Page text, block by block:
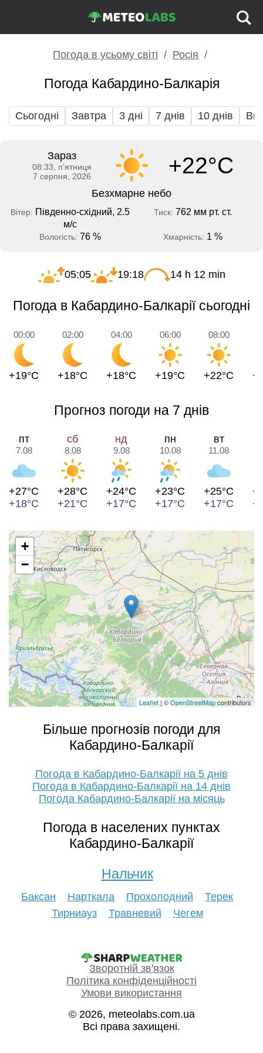
Погода в усьому світі Росія
Погода Кабардино-Балкарія
Сьогодні Завтра 3 дні 7 днів 10 днів
Зараз
08:33, пʼятниця
7 серпня, 2026
+22°C
Безхмарне небо
Вітер: Південно-східний, 2.5
м/с
Тиск: 762 мм рт. ст.
Вологість: 76 % Хмарність: 1 %
05:05 19:18 14 h 12 min
Погода в Кабардино-Балкарії сьогодні
00:00
+19°C
02:00
+18°C
04:00
+18°C
06:00
+19°C
08:00
+22°C
Прогноз погоди на 7 днів
пт
7.08
+27°C
+18°C
сб
8.08
+28°C
+21°C
нд
9.08
+24°C
+17°C
пн
10.08
+23°C
+17°C
вт
11.08
+25°C
+17°C
+
−
Leaflet | ©OpenStreetMapcontributors
Більше прогнозів погоди для
Кабардино-Балкарії
Погода в Кабардино-Балкарії на 5 днів
Погода в Кабардино-Балкарії на 14 днів
Погода Кабардино-Балкарії на місяць
Погода в населених пунктах
Кабардино-Балкарії
Нальчик
Баксан Нарткала Прохолодний
Терек
Тирниауз
Травневий Чегем
Зворотній зв'язок
Політика конфіденційності
Умови використання
© 2026, meteolabs.com.ua
Всі права захищені.